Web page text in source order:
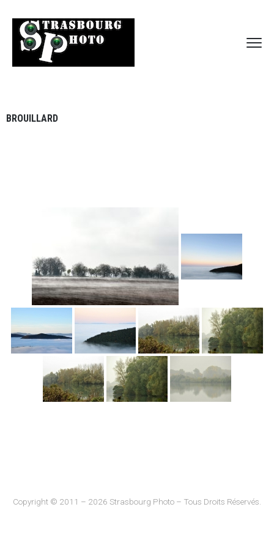
BROUILLARD
Copyright © 2011 – 2026 Strasbourg Photo – Tous Droits Réservés.